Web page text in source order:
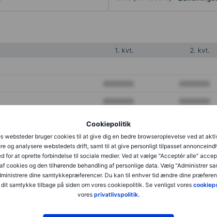
Cookiepolitik
websteder bruger cookies til at give dig en bedre browseroplevelse ved at
og analysere webstedets drift, samt til at give personligt tilpasset
for at oprette forbindelse til sociale medier. Ved at vælge "Acceptér alle"
cookies og den tilhørende behandling af personlige data. Vælg "Administrer
dine samtykkepræferencer. Du kan til enhver tid ændre dine
samtykke tilbage på siden om vores cookiepolitik. Se venligst vores
vores privatlivspolitik.
1. kvt. 2. kvt.
XXXXXXX XXXXXXX
XXXXXXX